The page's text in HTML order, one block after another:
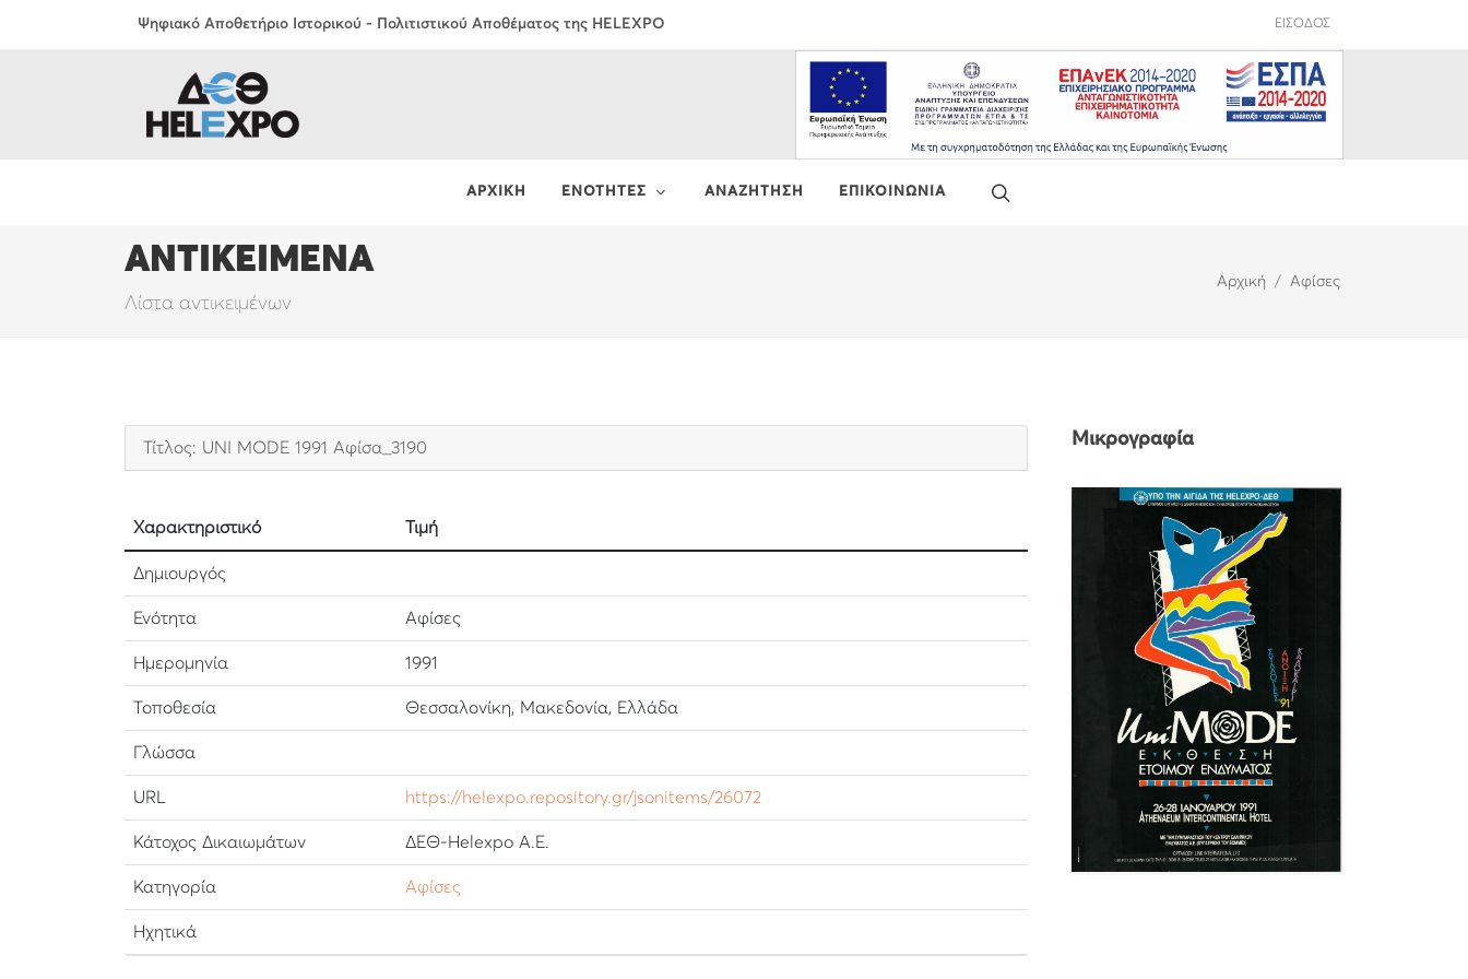
Ψηφιακό Αποθετήριο Ιστορικού - Πολιτιστικού Αποθέματος της HELEXPO ΕΙΣΟΔΟΣ
ΑΡΧΙΚΗ ΕΝΟΤΗΤΕΣ ΑΝΑΖΗΤΗΣΗ ΕΠΙΚΟΙΝΩΝΙΑ
ΑΝΤΙΚΕΙΜΕΝΑ
Λίστα αντικειμένων
Αρχική Αφίσες
Τίτλος: UNI MODE 1991 Αφίσα_3190
Χαρακτηριστικό Τιμή
Δημιουργός
Ενότητα Αφίσες
Ημερομηνία 1991
Τοποθεσία Θεσσαλονίκη, Μακεδονία, Ελλάδα
Γλώσσα
URL https://helexpo.repository.gr/jsonitems/26072
Κάτοχος Δικαιωμάτων ΔΕΘ-Helexpo Α.Ε.
Κατηγορία Αφίσες
Ηχητικά
Μικρογραφία